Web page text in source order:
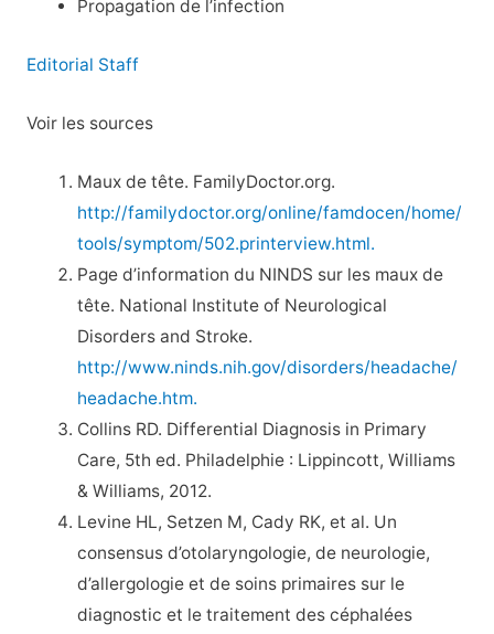
Propagation de l’infection
Editorial Staff
Voir les sources
Maux de tête. FamilyDoctor.org.
http://familydoctor.org/online/famdocen/home/
tools/symptom/502.printerview.html.
Page d’information du NINDS sur les maux de
tête. National Institute of Neurological
Disorders and Stroke.
http://www.ninds.nih.gov/disorders/headache/
headache.htm.
Collins RD. Differential Diagnosis in Primary
Care, 5th ed. Philadelphie : Lippincott, Williams
& Williams, 2012.
Levine HL, Setzen M, Cady RK, et al. Un
consensus d’otolaryngologie, de neurologie,
d’allergologie et de soins primaires sur le
diagnostic et le traitement des céphalées